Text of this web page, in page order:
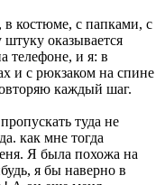
костюме, с папками, с
штуку оказывается
телефоне, и я: в
и с рюкзаком на спине
каждый шаг.
туда не
как мне тогда
Я была похожа на
я бы наверно в